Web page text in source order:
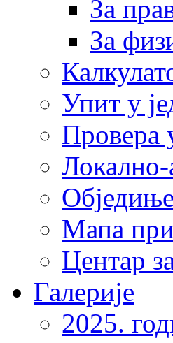
За
За
Упит у
Провера
Мапа
Центар
Галерије
2025.